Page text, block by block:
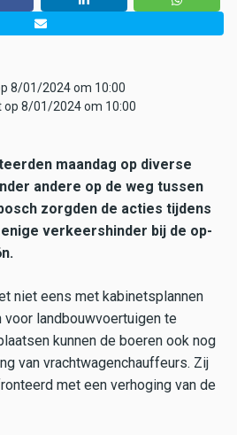
8/01/2024 om 10:00
op 8/01/2024 om 10:00
maandag op diverse
andere op de weg tussen
zorgden de acties tijdens
verkeershinder bij de op-
niet eens met kabinetsplannen
landbouwvoertuigen te
kunnen de boeren ook nog
van vrachtwagenchauffeurs. Zij
met een verhoging van de